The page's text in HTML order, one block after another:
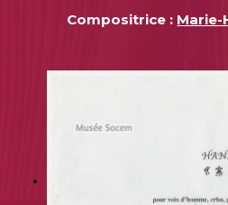
des œuvres
Compositrice : Marie-